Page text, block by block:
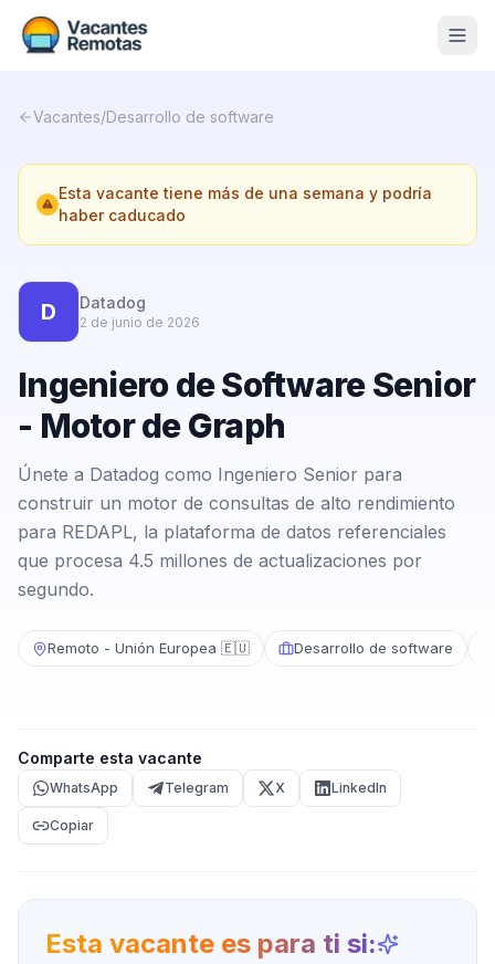
Nosotros
Contacto
Calculadora Freelance
Vacantes/Desarrollo de software
Esta vacante tiene más de una semana y podría
haber caducado
D Datadog
2 de junio de 2026
Ingeniero de Software Senior
- Motor de Graph
Únete a Datadog como Ingeniero Senior para
construir un motor de consultas de alto rendimiento
para REDAPL, la plataforma de datos referenciales
que procesa 4.5 millones de actualizaciones por
segundo.
Remoto - Unión Europea 🇪🇺 Desarrollo de software
Comparte esta vacante
WhatsApp Telegram X LinkedIn
Copiar
Esta vacante es para ti si: